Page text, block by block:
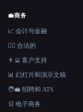
💼商务
📈 会计与金融
👩‍⚖️ 合法的
👨‍💻 客户支持
📊 幻灯片和演示文稿
🧑‍💼 招聘和 ATS
🛒 电子商务